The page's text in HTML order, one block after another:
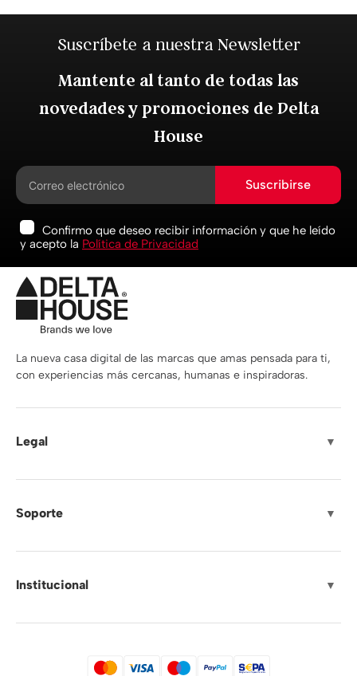
Suscríbete a nuestra Newsletter
Mantente al tanto de todas las
novedades y promociones de Delta
House
Suscribirse
Confirmo que deseo recibir información y que he leído
y acepto la Política de Privacidad
La nueva casa digital de las marcas que amas pensada para ti,
con experiencias más cercanas, humanas e inspiradoras.
Legal ▼
Soporte ▼
Institucional ▼